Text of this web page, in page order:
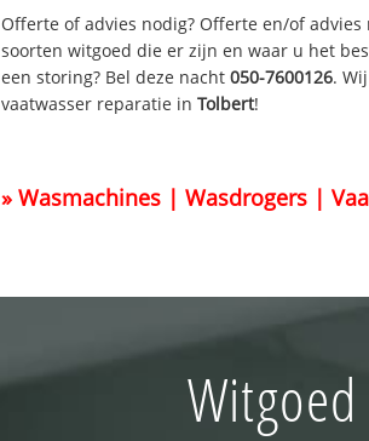
Offerte of advies nodig? Offerte en/of
soorten witgoed die er zijn en waar u het
een storing? Bel deze nacht050-7600126.
vaatwasser reparatie inTolbert!
» Wasmachines | Wasdrogers |